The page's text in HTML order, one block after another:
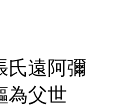
氏遠阿彌
為父世